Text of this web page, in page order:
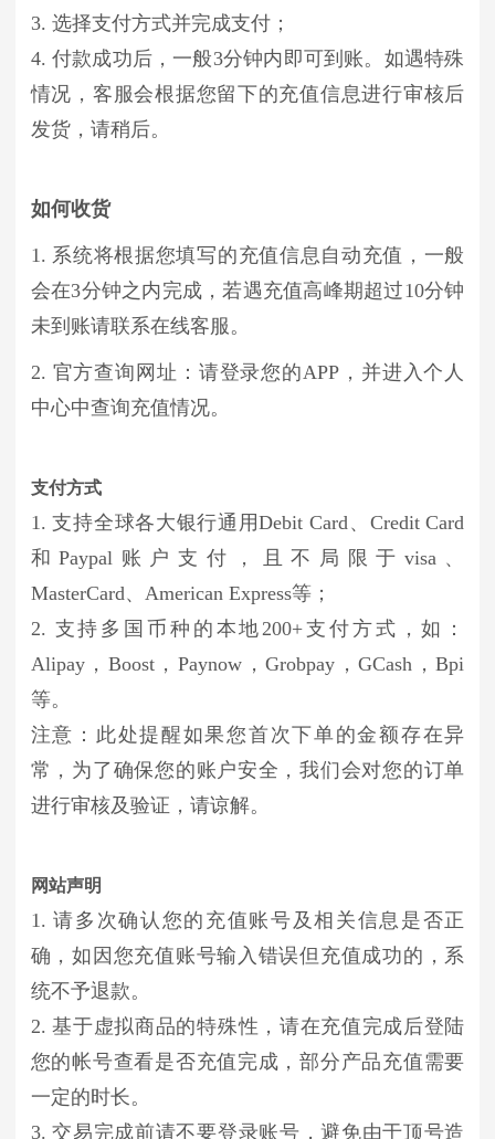
3. 选择支付方式并完成支付；
4. 付款成功后，一般3分钟内即可到账。如遇特殊
情况，客服会根据您留下的充值信息进行审核后
发货，请稍后。
如何收货
1. 系统将根据您填写的充值信息自动充值，一般
会在3分钟之内完成，若遇充值高峰期超过10分钟
未到账请联系在线客服。
2. 官方查询网址：请登录您的APP，并进入个人
中心中查询充值情况。
支付方式
1. 支持全球各大银行通用Debit Card、Credit Card
和Paypal账户支付，且不局限于visa、
MasterCard、American Express等；
2. 支持多国币种的本地200+支付方式，如：
Alipay，Boost，Paynow，Grobpay，GCash，Bpi
等。
注意：此处提醒如果您首次下单的金额存在异
常，为了确保您的账户安全，我们会对您的订单
进行审核及验证，请谅解。
网站声明
1. 请多次确认您的充值账号及相关信息是否正
确，如因您充值账号输入错误但充值成功的，系
统不予退款。
2. 基于虚拟商品的特殊性，请在充值完成后登陆
您的帐号查看是否充值完成，部分产品充值需要
一定的时长。
3. 交易完成前请不要登录账号，避免由于顶号造